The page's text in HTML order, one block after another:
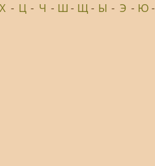
- Ц - Ч - Ш - Щ - Ы - Э - Ю-